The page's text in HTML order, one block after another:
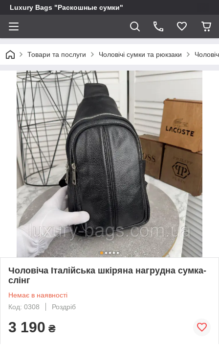
Luxury Bags "Раскошные сумки"
Товари та послуги Чоловічі сумки та рюкзаки
Чоловіча Італійська шкіряна нагрудна сумка-
слінг
Немає в наявності
Код: 0308
Роздріб
3 190 ₴